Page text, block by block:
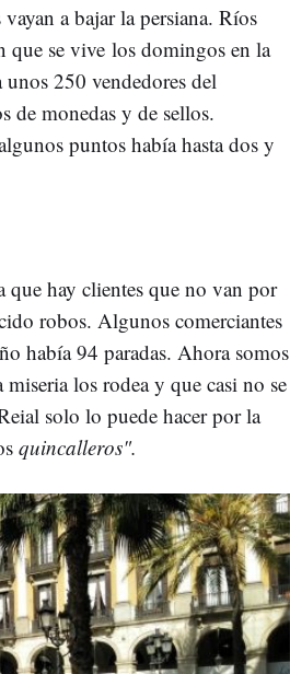
a bajar la persiana. Ríos
que se vive los domingos en la
250 vendedores del
de monedas y de sellos.
puntos había hasta dos y
que hay clientes que no van por
robos. Algunos comerciantes
había 94 paradas. Ahora somos
los rodea y que casi no se
solo lo puede hacer por la
quincalleros".